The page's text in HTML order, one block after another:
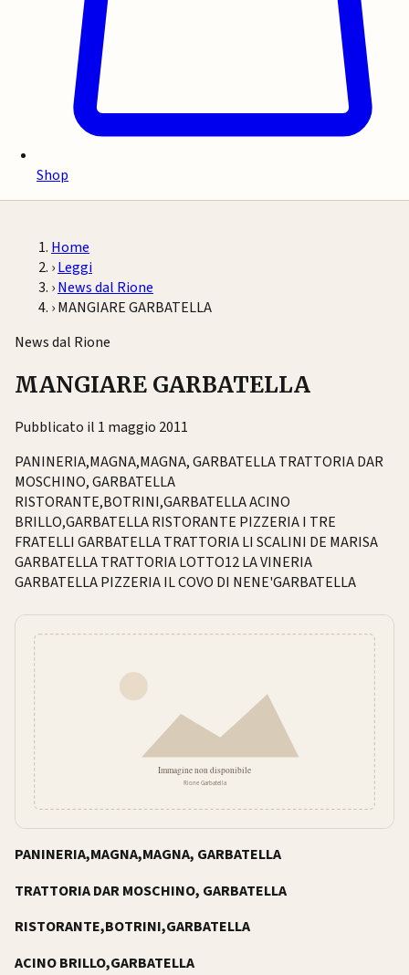
Shop
Home
›Leggi
›News dal Rione
›MANGIARE GARBATELLA
News dal Rione
MANGIARE GARBATELLA
Pubblicato il 1 maggio 2011
PANINERIA,MAGNA,MAGNA, GARBATELLA TRATTORIA DAR
MOSCHINO, GARBATELLA
RISTORANTE,BOTRINI,GARBATELLA ACINO
BRILLO,GARBATELLA RISTORANTE PIZZERIA I TRE
FRATELLI GARBATELLA TRATTORIA LI SCALINI DE MARISA
GARBATELLA TRATTORIA LOTTO12 LA VINERIA
GARBATELLA PIZZERIA IL COVO DI NENE'GARBATELLA
PANINERIA,MAGNA,MAGNA, GARBATELLA
TRATTORIA DAR MOSCHINO, GARBATELLA
RISTORANTE,BOTRINI,GARBATELLA
ACINO BRILLO,GARBATELLA